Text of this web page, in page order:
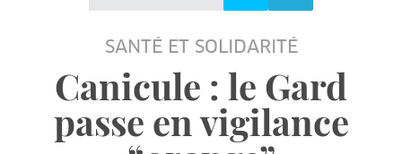
SANTÉ ET SOLIDARITÉ
Canicule : le Gard
passe en vigilance